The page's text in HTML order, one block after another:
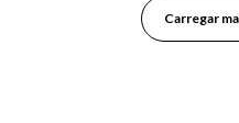
Carregar